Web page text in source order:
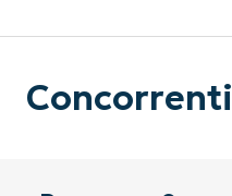
Concorrenti